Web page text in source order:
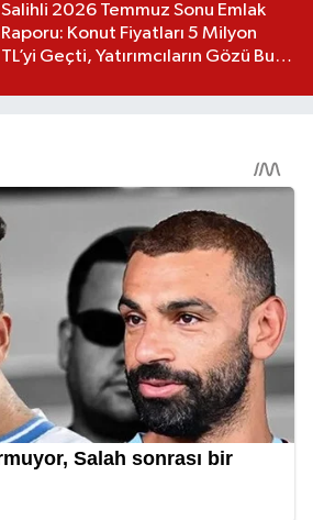
Salihli 2026 Temmuz Sonu Emlak
Raporu: Konut Fiyatları 5 Milyon
TL’yi Geçti, Yatırımcıların Gözü Bu